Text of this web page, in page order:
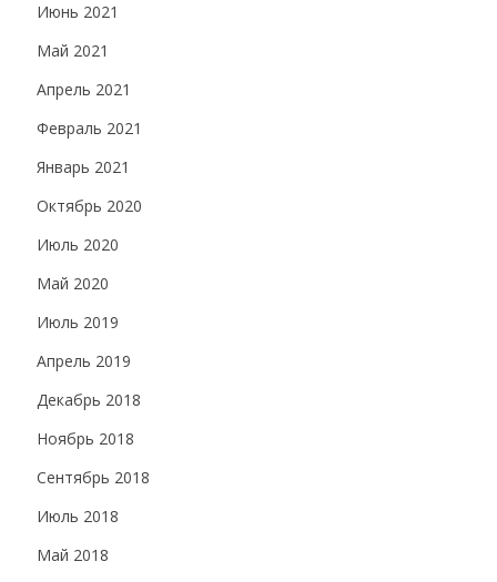
Июнь 2021
Май 2021
Апрель 2021
Февраль 2021
Январь 2021
Октябрь 2020
Июль 2020
Май 2020
Июль 2019
Апрель 2019
Декабрь 2018
Ноябрь 2018
Сентябрь 2018
Июль 2018
Май 2018